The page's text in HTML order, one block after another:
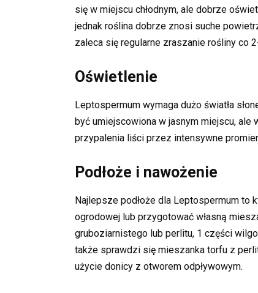
się w miejscu chłodnym, ale dobrze
jednak roślina dobrze znosi suche
zaleca się regularne zraszanie rośliny co
Oświetlenie
Leptospermum wymaga dużo światła
być umiejscowiona w jasnym miejscu, ale
przypalenia liści przez intensywne
Podłoże i nawożenie
Najlepsze podłoże dla Leptospermum to
ogrodowej lub przygotować własną
gruboziarnistego lub perlitu, 1 części
także sprawdzi się mieszanka torfu z
użycie donicy z otworem odpływowym.